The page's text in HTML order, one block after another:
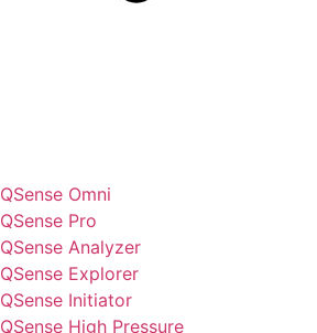
QSense Omni
QSense Pro
QSense Analyzer
QSense Explorer
QSense Initiator
QSense High Pressure